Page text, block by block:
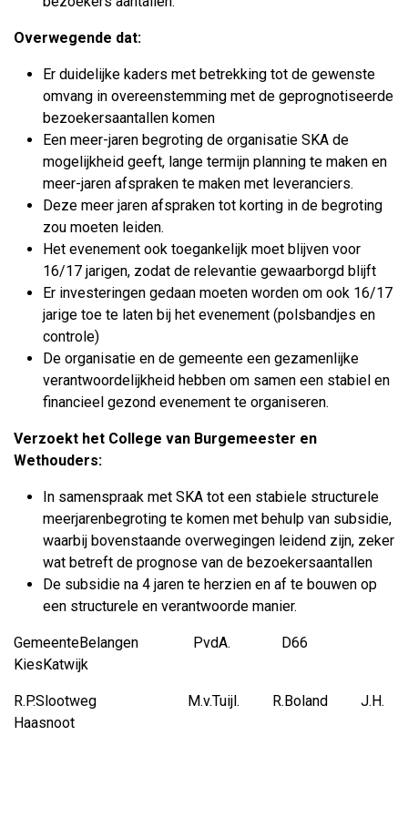
Overwegende dat:
Er duidelijke kaders met betrekking tot de gewenste
omvang in overeenstemming met de geprognotiseerde
bezoekersaantallen komen
Een meer-jaren begroting de organisatie SKA de
mogelijkheid geeft, lange termijn planning te maken en
meer-jaren afspraken te maken met leveranciers.
Deze meer jaren afspraken tot korting in de begroting
zou moeten leiden.
Het evenement ook toegankelijk moet blijven voor
16/17 jarigen, zodat de relevantie gewaarborgd blijft
Er investeringen gedaan moeten worden om ook 16/17
jarige toe te laten bij het evenement (polsbandjes en
controle)
De organisatie en de gemeente een gezamenlijke
verantwoordelijkheid hebben om samen een stabiel en
financieel gezond evenement te organiseren.
Verzoekt het College van Burgemeester en
Wethouders:
In samenspraak met SKA tot een stabiele structurele
meerjarenbegroting te komen met behulp van subsidie,
waarbij bovenstaande overwegingen leidend zijn, zeker
wat betreft de prognose van de bezoekersaantallen
De subsidie na 4 jaren te herzien en af te bouwen op
een structurele en verantwoorde manier.
GemeenteBelangen PvdA. D66
KiesKatwijk
R.P.Slootweg M.v.Tuijl. R.Boland J.H.
Haasnoot